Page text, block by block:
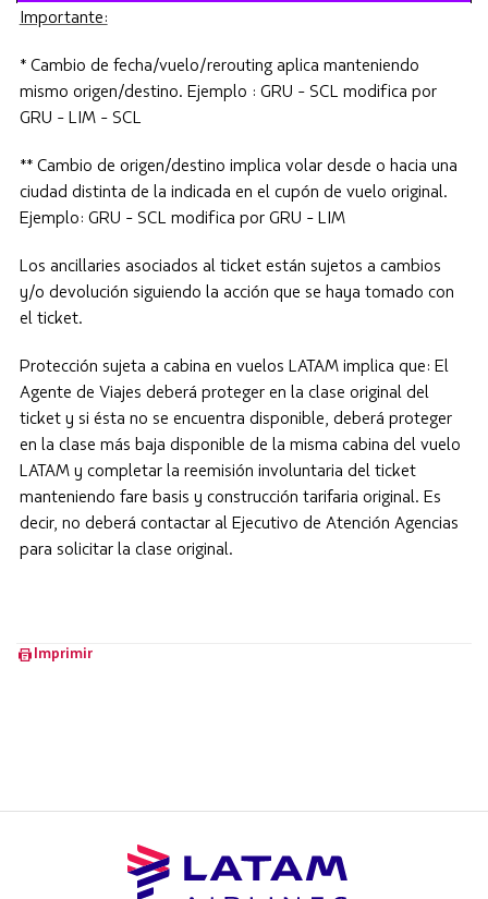
Importante:
* Cambio de fecha/vuelo/rerouting aplica manteniendo
mismo origen/destino. Ejemplo : GRU - SCL modifica por
GRU - LIM - SCL
** Cambio de origen/destino implica volar desde o hacia una
ciudad distinta de la indicada en el cupón de vuelo original.
Ejemplo: GRU - SCL modifica por GRU - LIM
Los ancillaries asociados al ticket están sujetos a cambios
y/o devolución siguiendo la acción que se haya tomado con
el ticket.
Protección sujeta a cabina en vuelos LATAM implica que: El
Agente de Viajes deberá proteger en la clase original del
ticket y si ésta no se encuentra disponible, deberá proteger
en la clase más baja disponible de la misma cabina del vuelo
LATAM y completar la reemisión involuntaria del ticket
manteniendo fare basis y construcción tarifaria original. Es
decir, no deberá contactar al Ejecutivo de Atención Agencias
para solicitar la clase original.
Imprimir